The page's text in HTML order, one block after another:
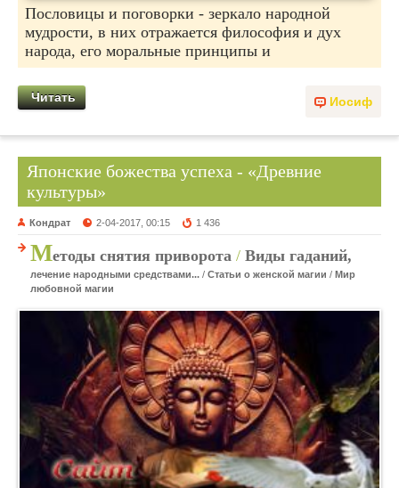
Пословицы и поговорки - зеркало народной
мудрости, в них отражается философия и дух
народа, его моральные принципы и
Иосиф
Читать
Японские божества успеха - «Древние
культуры»
Кондрат 2-04-2017, 00:15 1 436
Методы снятия приворота / Виды гаданий,
лечение народными средствами... / Статьи о женской магии / Мир
любовной магии